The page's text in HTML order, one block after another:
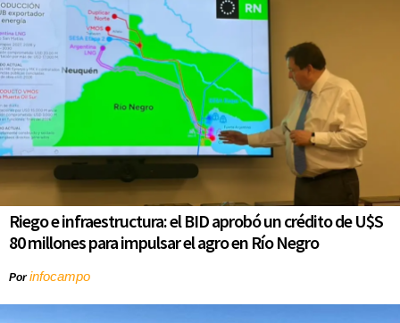
Riego e infraestructura: el BID aprobó un crédito de U$S
80 millones para impulsar el agro en Río Negro
Porinfocampo